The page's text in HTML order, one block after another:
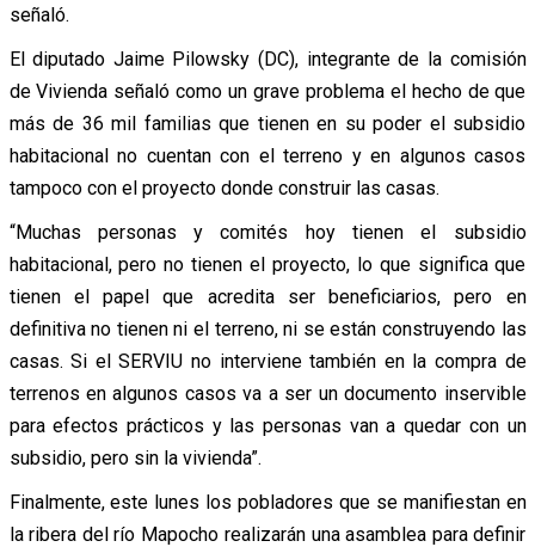
señaló.
El diputado Jaime Pilowsky (DC), integrante de la comisión
de Vivienda señaló como un grave problema el hecho de que
más de 36 mil familias que tienen en su poder el subsidio
habitacional no cuentan con el terreno y en algunos casos
tampoco con el proyecto donde construir las casas.
“Muchas personas y comités hoy tienen el subsidio
habitacional, pero no tienen el proyecto, lo que significa que
tienen el papel que acredita ser beneficiarios, pero en
definitiva no tienen ni el terreno, ni se están construyendo las
casas. Si el SERVIU no interviene también en la compra de
terrenos en algunos casos va a ser un documento inservible
para efectos prácticos y las personas van a quedar con un
subsidio, pero sin la vivienda”.
Finalmente, este lunes los pobladores que se manifiestan en
la ribera del río Mapocho realizarán una asamblea para definir